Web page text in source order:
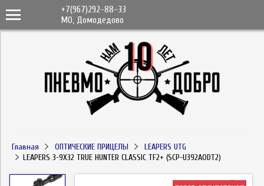
+7(967)292-88-33
МО, Домодедово
Главная ОПТИЧЕСКИЕ ПРИЦЕЛЫ
LEAPERS UTG
LEAPERS 3-9X32 TRUE HUNTER CLASSIC TF2+ (SCP-U392AODT2)